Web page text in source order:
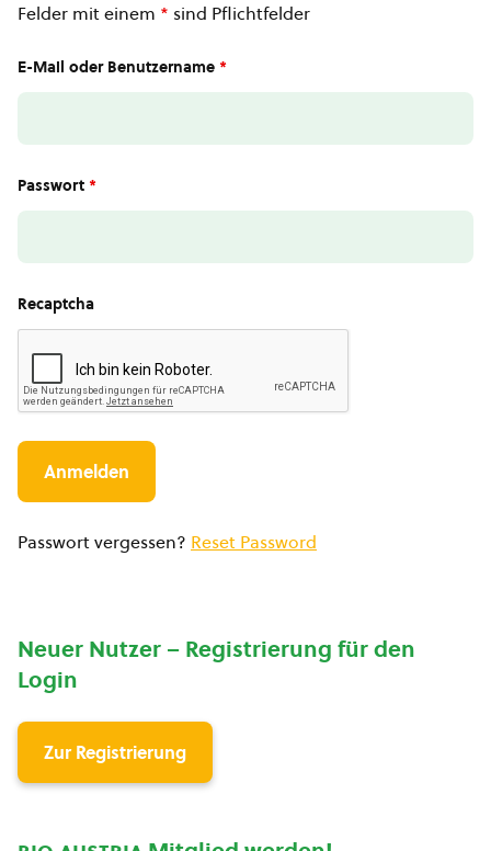
Felder mit einem * sind Pflichtfelder
E-Mail oder Benutzername *
Passwort *
Recaptcha
Passwort vergessen? Reset Password
Neuer Nutzer – Registrierung für den
Login
Zur Registrierung